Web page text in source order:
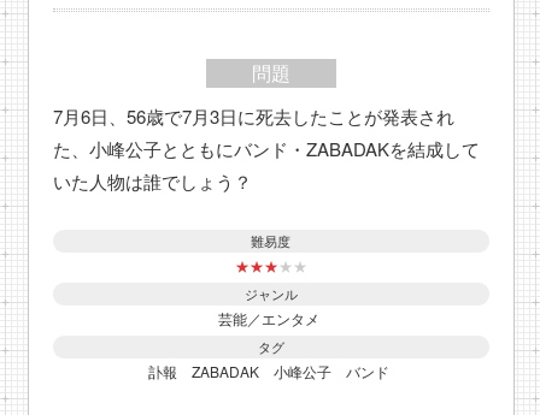
問題
7月6日、56歳で7月3日に死去したことが発表され
た、小峰公子とともにバンド・ZABADAKを結成して
いた人物は誰でしょう？
難易度
★★★★ ★
ジャンル
芸能／エンタメ
タグ
訃報 ZABADAK 小峰公子 バンド